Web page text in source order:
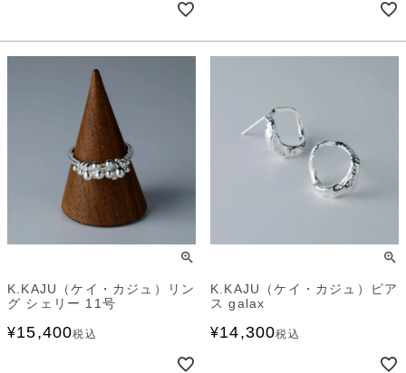
K.KAJU（ケイ・カジュ）リン
グ シェリー 11号
¥15,400税込
K.KAJU（ケイ・カジュ）ピア
ス galax
¥14,300税込